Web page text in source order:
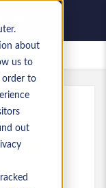
about
us to
order to
out
enregistrées